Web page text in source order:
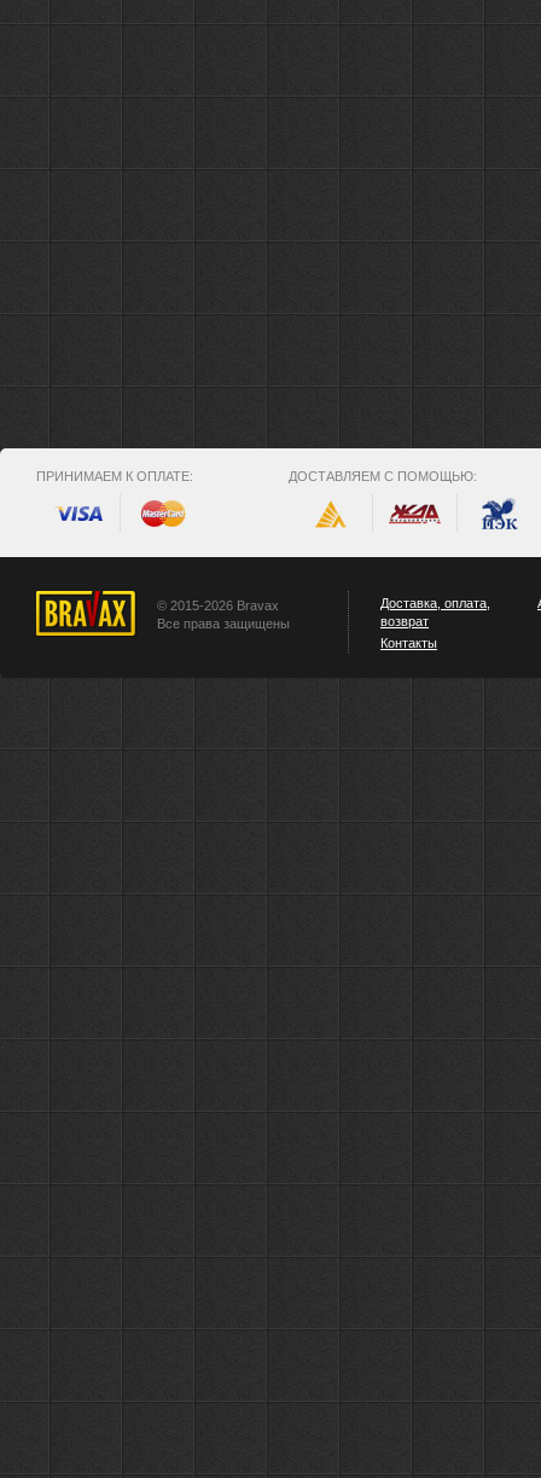
ПРИНИМАЕМ К ОПЛАТЕ: ДОСТАВЛЯЕМ С ПОМОЩЬЮ:
© 2015-2026 Bravax
Все права защищены
Доставка, оплата,
возврат
Контакты